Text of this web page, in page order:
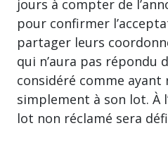
jours à compter de
pour confirmer
partager leurs
qui n’aura pas répondu
considéré comme
simplement à son lot. À
lot non réclamé sera